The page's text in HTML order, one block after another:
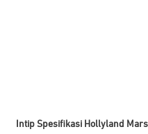
Intip Spesifikasi Hollyland